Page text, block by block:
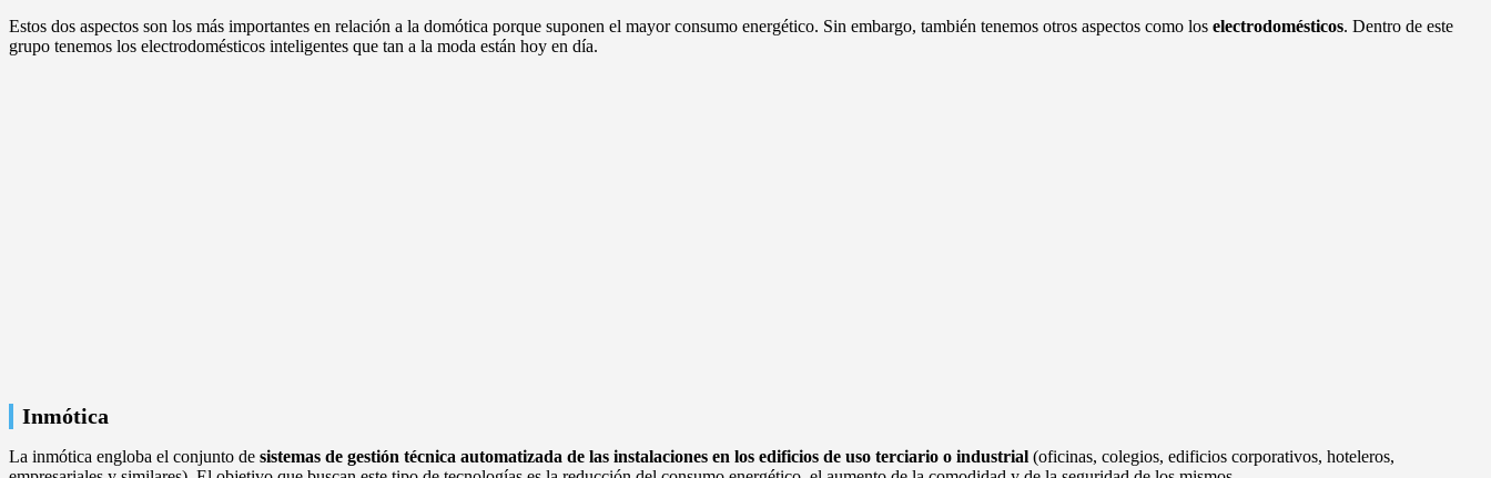
Estos dos aspectos son los más importantes en relación a la domótica porque suponen el mayor consumo energético. Sin embargo, también tenemos otros aspectos como los electrodomésticos. Dentro de este
grupo tenemos los electrodomésticos inteligentes que tan a la moda están hoy en día.
Inmótica
La inmótica engloba el conjunto de sistemas de gestión técnica automatizada de las instalaciones en los edificios de uso terciario o industrial (oficinas, colegios, edificios corporativos, hoteleros,